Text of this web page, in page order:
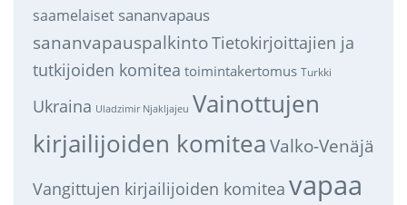
saamelaiset sananvapaus
sananvapauspalkintoTietokirjoittajien ja
tutkijoiden komitea toimintakertomus Turkki
Ukraina Uladzimir Njakljajeu Vainottujen
kirjailijoiden komitea Valko-Venäjä
Vangittujen kirjailijoiden komitea vapaa